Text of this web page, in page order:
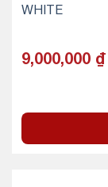
WHITE
9,000,000 ₫